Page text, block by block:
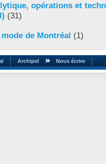
opérations et
(31)
de Montréal (1)
Archipel Nous écrire